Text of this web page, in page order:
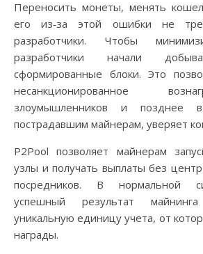
Переносить монеты, менять
его из‑за этой ошибки не
разработчики. Чтобы
разработчики начали
сформированные блоки. Это
несанкционированное
злоумышленников и позднее
пострадавшим майнерам, уверяет
P2Pool позволяет майнерам
узлы и получать выплаты без
посредников. В нормальной
успешный результат
уникальную единицу учета, от
награды.